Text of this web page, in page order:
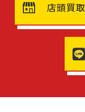
店頭買取